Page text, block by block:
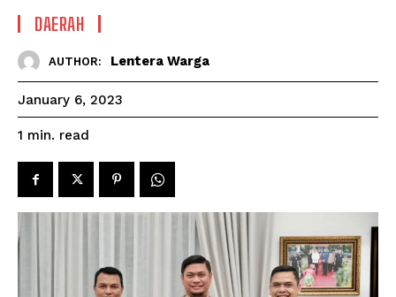
DAERAH
AUTHOR: Lentera Warga
January 6, 2023
1 min. read